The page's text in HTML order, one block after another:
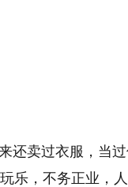
还卖过衣服，当
乐，不务正业，